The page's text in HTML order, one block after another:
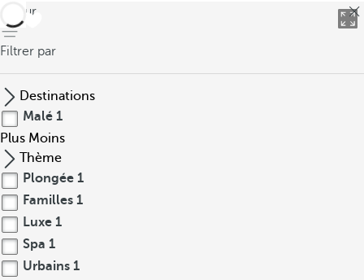
retour
Filtrer par
Destinations
Malé 1
Plus Moins
Thème
Plongée 1
Familles 1
Luxe 1
Spa 1
Urbains 1
o
i
s
e
t
u
e
s
t
r
u